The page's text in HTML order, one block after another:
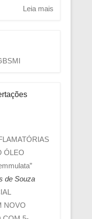
Leia mais
ÓLEO
de Souza
NOVO